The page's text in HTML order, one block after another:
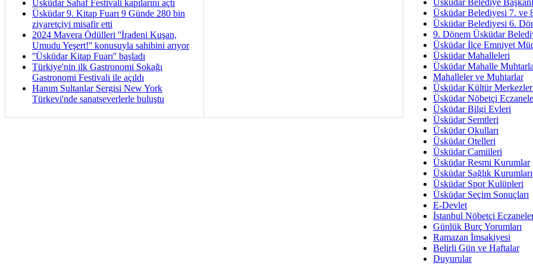
Üsküdar Sahaf Festivali kapılarını açtı
Üsküdar 9. Kitap Fuarı 9 Günde 280 bin
ziyaretçiyi misafir etti
2024 Mavera Ödülleri ''İradeni Kuşan,
Umudu Yeşert!'' konusuyla sahibini arıyor
''Üsküdar Kitap Fuarı'' başladı
Türkiye'nin ilk Gastronomi Sokağı
Gastronomi Festivali ile açıldı
Hanım Sultanlar Sergisi New York
Türkevi'nde sanatseverlerle buluştu
İmar Sorunlarının Genel
Arakan
Bayramın
Ruhsal
Üsküdar
Üsküdar Belediye
Üsküdar Belediyesi 7. ve
Üsküdar Belediyesi 6.
9. Dönem Üsküdar
Üsküdar İlçe Emniyet
Üsküdar Mahalleleri
Üsküdar Mahalle
Mahalleler ve Muhtarlar
Üsküdar Kültür
Üsküdar Nöbetçi
Üsküdar Bilgi Evleri
Üsküdar Semtleri
Üsküdar Okulları
Üsküdar Otelleri
Üsküdar Camiileri
Üsküdar Resmi Kurumlar
Üsküdar Sağlık Kurumları
Üsküdar Spor Kulüpleri
Üsküdar Seçim Sonuçları
E-Devlet
İstanbul Nöbetçi
Günlük Burç Yorumları
Ramazan İmsakiyesi
Belirli Gün ve Haftalar
Duyurular